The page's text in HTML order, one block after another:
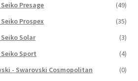
Presage
(49)
Prospex
(35)
Solar
(3)
Sport
(4)
- Swarovski Cosmopolitan
(0)